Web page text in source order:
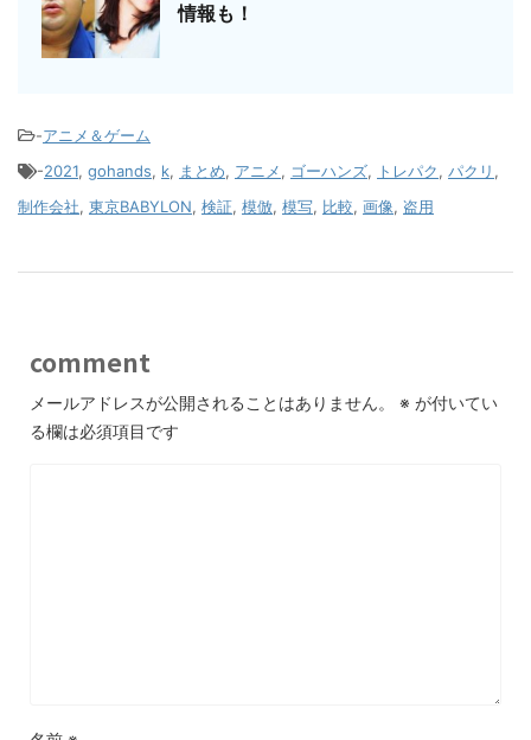
情報も！
-アニメ＆ゲーム
-2021, gohands, k, まとめ, アニメ, ゴーハンズ, トレパク, パクリ ,
制作会社, 東京BABYLON, 検証, 模倣, 模写, 比較, 画像, 盗用
comment
メールアドレスが公開されることはありません。 ※ が付いてい
る欄は必須項目です